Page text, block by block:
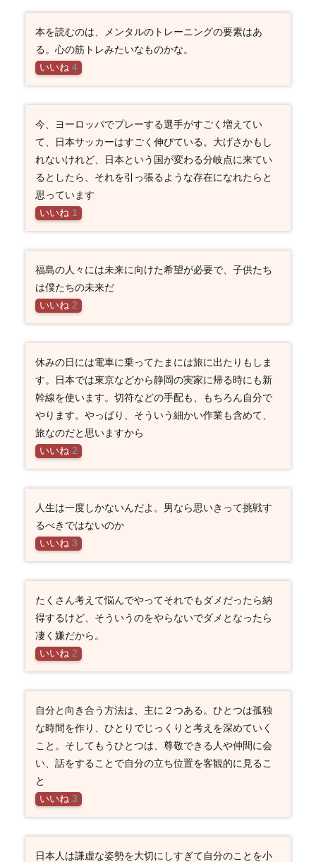
本を読むのは、メンタルのトレーニングの要素はあ
る。心の筋トレみたいなものかな。
いいね 4
今、ヨーロッパでプレーする選手がすごく増えてい
て、日本サッカーはすごく伸びている。大げさかもし
れないけれど、日本という国が変わる分岐点に来てい
るとしたら、それを引っ張るような存在になれたらと
思っています
いいね 1
福島の人々には未来に向けた希望が必要で、子供たち
は僕たちの未来だ
いいね 2
休みの日には電車に乗ってたまには旅に出たりもしま
す。日本では東京などから静岡の実家に帰る時にも新
幹線を使います。切符などの手配も、もちろん自分で
やります。やっぱり、そういう細かい作業も含めて、
旅なのだと思いますから
いいね 2
人生は一度しかないんだよ。男なら思いきって挑戦す
るべきではないのか
いいね 3
たくさん考えて悩んでやってそれでもダメだったら納
得するけど、そういうのをやらないでダメとなったら
凄く嫌だから。
いいね 2
自分と向き合う方法は、主に２つある。ひとつは孤独
な時間を作り、ひとりでじっくりと考えを深めていく
こと。そしてもうひとつは、尊敬できる人や仲間に会
い、話をすることで自分の立ち位置を客観的に見るこ
と
いいね 3
日本人は謙虚な姿勢を大切にしすぎて自分のことを小